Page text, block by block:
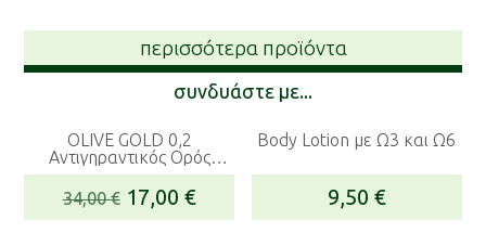
περισσότερα προϊόντα
συνδυάστε με...
OLIVE GOLD 0,2
Αντιγηραντικός Ορός
Προσώπου – SERUM
34,00€ Original
price
17,00 €Η
τρέχουσα
Body Lotion με Ω3 και Ω6
9,50 €